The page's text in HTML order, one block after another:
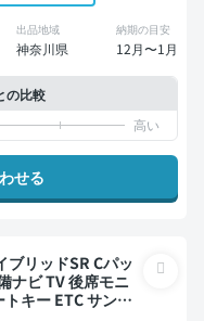
出品地域
神奈川県
納期の目安
12月〜1月
の比較
せる
ブリッドSR Cパッ
キー ETC サンル